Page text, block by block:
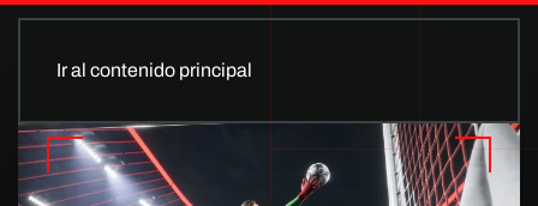
Ir al contenido principal